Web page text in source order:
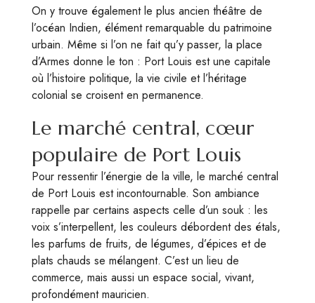
On y trouve également le plus ancien théâtre de
l’océan Indien, élément remarquable du patrimoine
urbain. Même si l’on ne fait qu’y passer, la place
d’Armes donne le ton : Port Louis est une capitale
où l’histoire politique, la vie civile et l’héritage
colonial se croisent en permanence.
Le marché central, cœur
populaire de Port Louis
Pour ressentir l’énergie de la ville, le marché central
de Port Louis est incontournable. Son ambiance
rappelle par certains aspects celle d’un souk : les
voix s’interpellent, les couleurs débordent des étals,
les parfums de fruits, de légumes, d’épices et de
plats chauds se mélangent. C’est un lieu de
commerce, mais aussi un espace social, vivant,
profondément mauricien.